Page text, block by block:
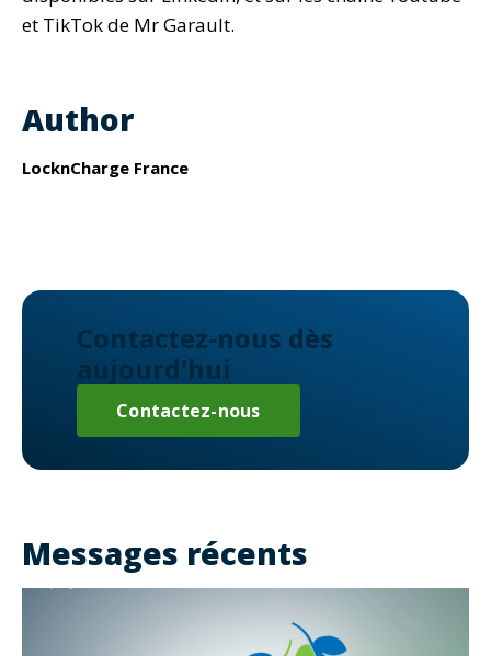
et TikTok de Mr Garault.
Author
LocknCharge France
Contactez-nous dès
aujourd'hui
Contactez-nous
Messages récents